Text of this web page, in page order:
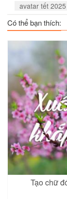
avatar tết 2025
Có thể bạn thích:
Tạo chữ